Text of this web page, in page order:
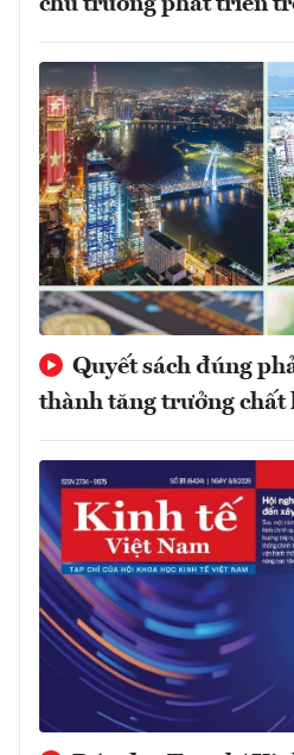
chủ trương phát triển
Quyết sách đúng
thành tăng trưởng chất